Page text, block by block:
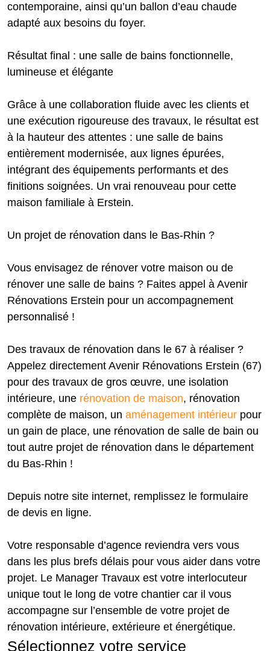
contemporaine, ainsi qu’un ballon d’eau chaude
adapté aux besoins du foyer.
Résultat final : une salle de bains fonctionnelle,
lumineuse et élégante
Grâce à une collaboration fluide avec les clients et
une exécution rigoureuse des travaux, le résultat est
à la hauteur des attentes : une salle de bains
entièrement modernisée, aux lignes épurées,
intégrant des équipements performants et des
finitions soignées. Un vrai renouveau pour cette
maison familiale à Erstein.
Un projet de rénovation dans le Bas-Rhin ?
Vous envisagez de rénover votre maison ou de
rénover une salle de bains ? Faites appel à Avenir
Rénovations Erstein pour un accompagnement
personnalisé !
Des travaux de rénovation dans le 67 à réaliser ?
Appelez directement Avenir Rénovations Erstein (67)
pour des travaux de gros œuvre, une isolation
intérieure, une rénovation de maison, rénovation
complète de maison, un aménagement intérieur pour
un gain de place, une rénovation de salle de bain ou
tout autre projet de rénovation dans le département
du Bas-Rhin !
Depuis notre site internet, remplissez le formulaire
de devis en ligne.
Votre responsable d’agence reviendra vers vous
dans les plus brefs délais pour vous aider dans votre
projet. Le Manager Travaux est votre interlocuteur
unique tout le long de votre chantier car il vous
accompagne sur l’ensemble de votre projet de
rénovation intérieure, extérieure et énergétique.
Sélectionnez votre service